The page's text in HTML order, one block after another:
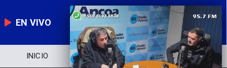
EN VIVO
INICIO NOTICIERO POLÍTICA